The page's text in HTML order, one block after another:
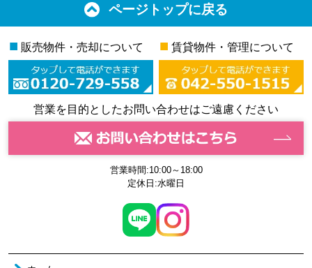
ページトップに戻る
■ 販売物件・売却について ■ 賃貸物件・管理について
営業を目的としたお問い合わせはご遠慮ください
営業時間:10:00～18:00
定休日:水曜日